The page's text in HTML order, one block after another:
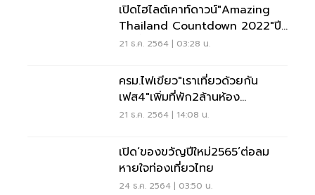
เปิดไฮไลต์เคาท์ดาวน์"Amazing
Thailand Countdown 2022"ปี
ใหม่นี้เที่ยวไหนดี
21 ธ.ค. 2564 | 03:28 น.
ครม.ไฟเขียว"เราเที่ยวด้วยกัน
เฟส4"เพิ่มที่พัก2ล้านห้อง
ถึง30เม.ย.65
21 ธ.ค. 2564 | 14:08 น.
เปิด‘ของขวัญปีใหม่2565’ต่อลม
หายใจท่องเที่ยวไทย
24 ธ.ค. 2564 | 03:50 น.